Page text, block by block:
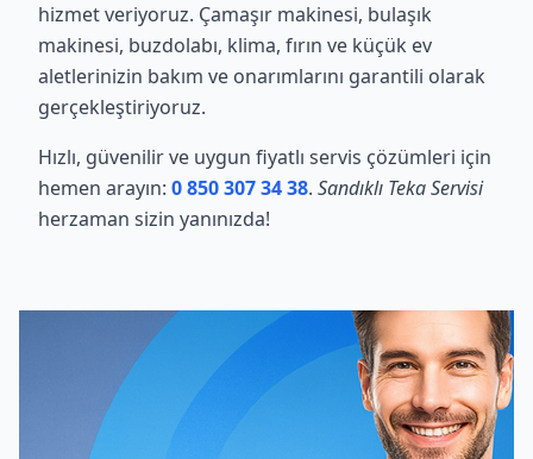
hizmet veriyoruz. Çamaşır makinesi, bulaşık
makinesi, buzdolabı, klima, fırın ve küçük ev
aletlerinizin bakım ve onarımlarını garantili olarak
gerçekleştiriyoruz.
Hızlı, güvenilir ve uygun fiyatlı servis çözümleri için
hemen arayın: 0 850 307 34 38. Sandıklı Teka Servisi
herzaman sizin yanınızda!